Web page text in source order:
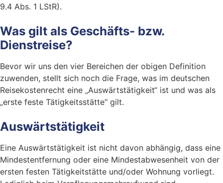
9.4 Abs. 1 LStR).
Was gilt als Geschäfts- bzw.
Dienstreise?
Bevor wir uns den vier Bereichen der obigen Definition
zuwenden, stellt sich noch die Frage, was im deutschen
Reisekostenrecht eine „Auswärtstätigkeit“ ist und was als
„erste feste Tätigkeitsstätte“ gilt.
Auswärtstätigkeit
Eine Auswärtstätigkeit ist nicht davon abhängig, dass eine
Mindestentfernung oder eine Mindestabwesenheit von der
ersten festen Tätigkeitstätte und/oder Wohnung vorliegt.